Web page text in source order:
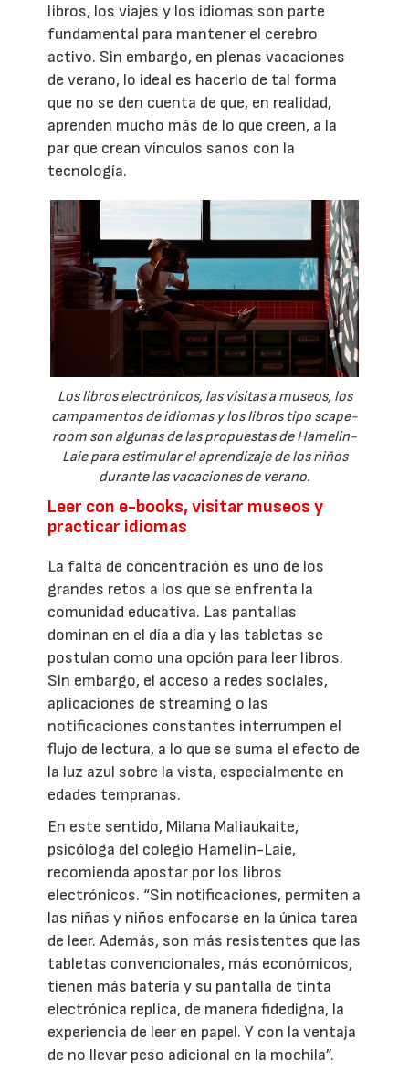
libros, los viajes y los idiomas son parte
fundamental para mantener el cerebro
activo. Sin embargo, en plenas vacaciones
de verano, lo ideal es hacerlo de tal forma
que no se den cuenta de que, en realidad,
aprenden mucho más de lo que creen, a la
par que crean vínculos sanos con la
tecnología.
Los libros electrónicos, las visitas a museos, los
campamentos de idiomas y los libros tipo scape-
room son algunas de las propuestas de Hamelin-
Laie para estimular el aprendizaje de los niños
durante las vacaciones de verano.
Leer con e-books, visitar museos y
practicar idiomas
La falta de concentración es uno de los
grandes retos a los que se enfrenta la
comunidad educativa. Las pantallas
dominan en el día a día y las tabletas se
postulan como una opción para leer libros.
Sin embargo, el acceso a redes sociales,
aplicaciones de streaming o las
notificaciones constantes interrumpen el
flujo de lectura, a lo que se suma el efecto de
la luz azul sobre la vista, especialmente en
edades tempranas.
En este sentido, Milana Maliaukaite,
psicóloga del colegio Hamelin-Laie,
recomienda apostar por los libros
electrónicos. “Sin notificaciones, permiten a
las niñas y niños enfocarse en la única tarea
de leer. Además, son más resistentes que las
tabletas convencionales, más económicos,
tienen más batería y su pantalla de tinta
electrónica replica, de manera fidedigna, la
experiencia de leer en papel. Y con la ventaja
de no llevar peso adicional en la mochila”.